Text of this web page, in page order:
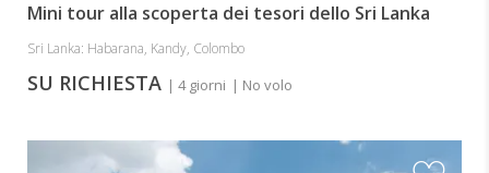
Mini tour alla scoperta dei tesori dello Sri Lanka
Sri Lanka: Habarana, Kandy, Colombo
SU RICHIESTA | 4 giorni | No volo